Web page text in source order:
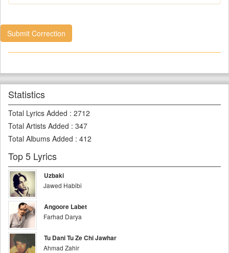
Submit Correction
Statistics
Total Lyrics Added : 2712
Total Artists Added : 347
Total Albums Added : 412
Top 5 Lyrics
Uzbaki
Jawed Habibi
Angoore Labet
Farhad Darya
Tu Dani Tu Ze Chi Jawhar
Ahmad Zahir